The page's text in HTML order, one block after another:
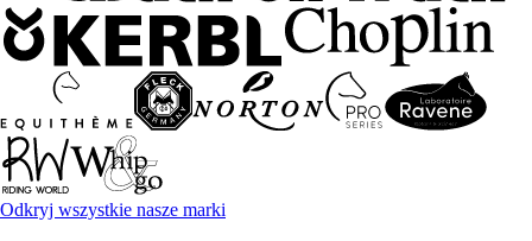
Odkryj wszystkie nasze marki